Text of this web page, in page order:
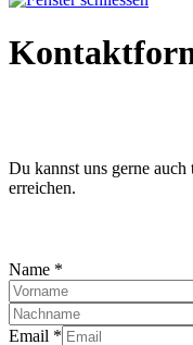
Du kannst uns gerne
erreichen.
Name *
Email *